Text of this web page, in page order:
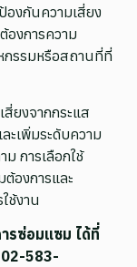
องกันความเสี่ยง
องการความ
กรรมหรือสถานที่ที่
ยงจากกระแส
ะเพิ่มระดับความ
การเลือกใช้
องการและ
ช้งาน
รซ่อมแซม ได้ที่
02-583-